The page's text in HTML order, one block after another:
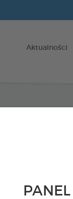
Aktualności